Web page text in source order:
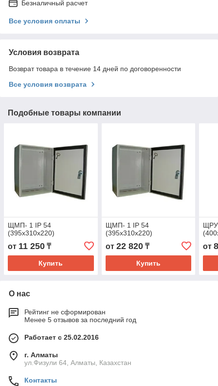
Безналичный расчет
Все условия оплаты
Условия возврата
Возврат товара в течение 14 дней по договоренности
Все условия возврата
Подобные товары компании
ЩМП- 1 IP 54
(395х310х220)
от 11 250 ₸
Купить
ЩМП- 1 IP 54
(395х310х220)
от 22 820₸
Купить
от
О нас
Рейтинг не сформирован
Менее 5 отзывов за последний год
Работает с 25.02.2016
г. Алматы
ул.Физули 64, Алматы, Казахстан
Контакты